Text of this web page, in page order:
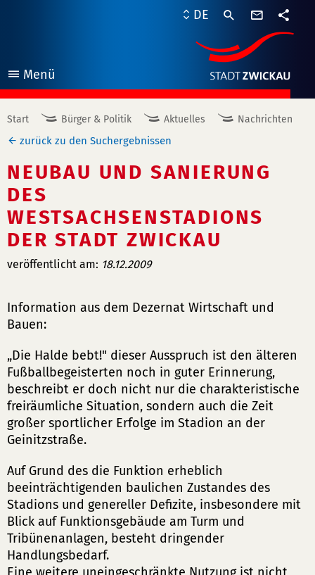
Menü
öffnen
DE
Start Bürger & Politik Aktuelles Nachrichten
zurück zu den Suchergebnissen
NEUBAU UND SANIERUNG
DES
WESTSACHSENSTADIONS
DER STADT ZWICKAU
veröffentlicht am: 18.12.2009
Information aus dem Dezernat Wirtschaft und
Bauen:
„Die Halde bebt!" dieser Ausspruch ist den älteren
Fußballbegeisterten noch in guter Erinnerung,
beschreibt er doch nicht nur die charakteristische
freiräumliche Situation, sondern auch die Zeit
großer sportlicher Erfolge im Stadion an der
Geinitzstraße.
Auf Grund des die Funktion erheblich
beeinträchtigenden baulichen Zustandes des
Stadions und genereller Defizite, insbesondere mit
Blick auf Funktionsgebäude am Turm und
Tribünenanlagen, besteht dringender
Handlungsbedarf.